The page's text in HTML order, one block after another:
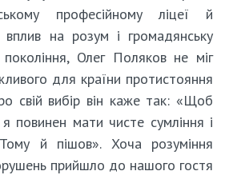
професійному ліцеї й
вплив на розум і громадянську
Олег Поляков не міг
для країни протистояння
свій вибір він каже так: «Щоб
повинен мати чисте сумління і
й пішов». Хоча розуміння
прийшло до нашого гостя